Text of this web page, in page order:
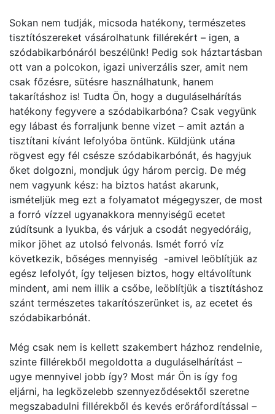
Sokan nem tudják, micsoda hatékony, természetes
tisztítószereket vásárolhatunk fillérekért – igen, a
szódabikarbónáról beszélünk! Pedig sok háztartásban
ott van a polcokon, igazi univerzális szer, amit nem
csak főzésre, sütésre használhatunk, hanem
takarításhoz is! Tudta Ön, hogy a duguláselhárítás
hatékony fegyvere a szódabikarbóna? Csak vegyünk
egy lábast és forraljunk benne vizet – amit aztán a
tisztítani kívánt lefolyóba öntünk. Küldjünk utána
rögvest egy fél csésze szódabikarbónát, és hagyjuk
őket dolgozni, mondjuk úgy három percig. De még
nem vagyunk kész: ha biztos hatást akarunk,
ismételjük meg ezt a folyamatot mégegyszer, de most
a forró vízzel ugyanakkora mennyiségű ecetet
zúdítsunk a lyukba, és várjuk a csodát negyedóráig,
mikor jöhet az utolsó felvonás. Ismét forró víz
következik, bőséges mennyiség -amivel leöblítjük az
egész lefolyót, így teljesen biztos, hogy eltávolítunk
mindent, ami nem illik a csőbe, leöblítjük a tisztításhoz
szánt természetes takarítószerünket is, az ecetet és
szódabikarbónát.
Még csak nem is kellett szakembert házhoz rendelnie,
szinte fillérekből megoldotta a duguláselhárítást –
ugye mennyivel jobb így? Most már Ön is így fog
eljárni, ha legközelebb szennyeződésektől szeretne
megszabadulni fillérekből és kevés erőráfordítással –